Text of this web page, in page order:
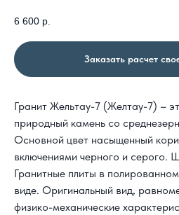
6 600 р.
Заказать расчет
Гранит Жельтау-7 (Желтау-7) –
природный камень cо
Основной цвет насыщенный
включениями черного и серого.
Гранитные плиты в
виде. Оригинальный вид,
физико-механические